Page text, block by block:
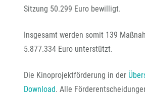
Sitzung 50.299 Euro bewilligt.
Insgesamt werden somit 139
5.877.334 Euro unterstützt.
Die Kinoprojektförderung in der
Download. Alle